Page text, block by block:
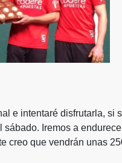
e intentaré disfrutarla, si
sábado. Iremos a
creo que vendrán unas